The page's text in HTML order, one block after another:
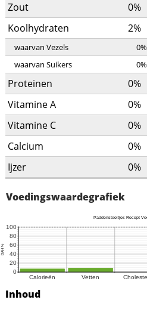
Zout
0%
Koolhydraten
2%
waarvan Vezels 0%
waarvan Suikers
0%
Proteinen 0%
Vitamine A
0%
Vitamine C
0%
Calcium
0%
Ijzer
0%
Voedingswaardegrafiek
Inhoud